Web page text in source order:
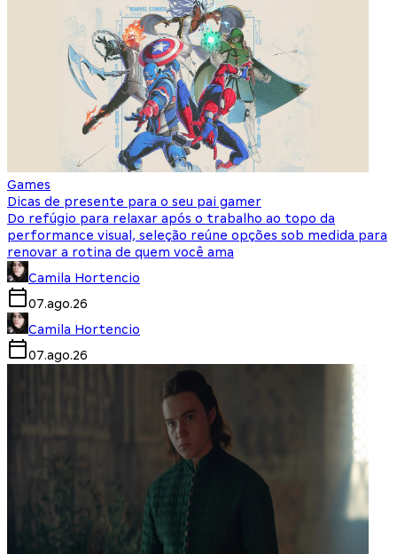
Games
Dicas de presente para o seu pai gamer
Do refúgio para relaxar após o trabalho ao topo da
performance visual, seleção reúne opções sob medida para
renovar a rotina de quem você ama
Camila Hortencio
07.ago.26
Camila Hortencio
07.ago.26